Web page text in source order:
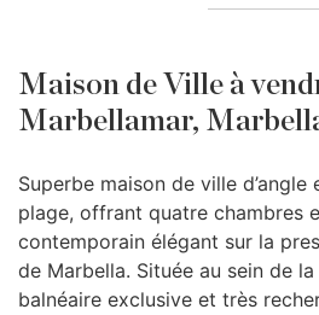
Maison de Ville à
Marbellamar,
Superbe maison de ville
plage, offrant quatre chambres
contemporain élégant sur la
de Marbella. Située au sein de
balnéaire exclusive et très